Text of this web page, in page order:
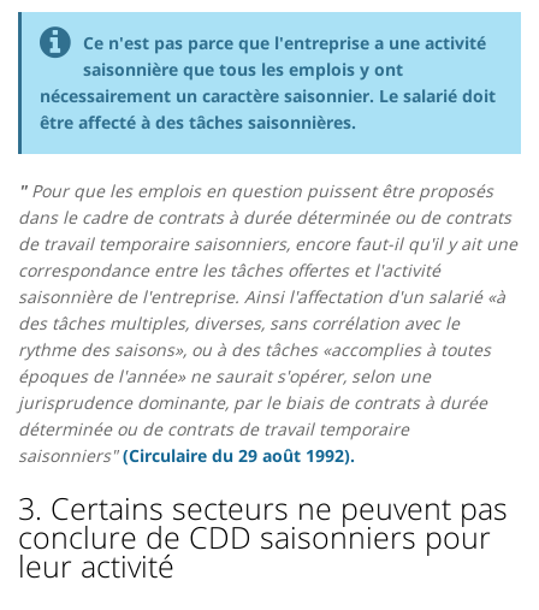
Ce n'est pas parce que l'entreprise a une activité
saisonnière que tous les emplois y ont
nécessairement un caractère saisonnier. Le salarié doit
être affecté à des tâches saisonnières.
" Pour que les emplois en question puissent être proposés
dans le cadre de contrats à durée déterminée ou de contrats
de travail temporaire saisonniers, encore faut-il qu'il y ait une
correspondance entre les tâches offertes et l'activité
saisonnière de l'entreprise. Ainsi l'affectation d'un salarié «à
des tâches multiples, diverses, sans corrélation avec le
rythme des saisons», ou à des tâches «accomplies à toutes
époques de l'année» ne saurait s'opérer, selon une
jurisprudence dominante, par le biais de contrats à durée
déterminée ou de contrats de travail temporaire
saisonniers" (Circulaire du 29 août 1992).
3. Certains secteurs ne peuvent pas
conclure de CDD saisonniers pour
leur activité